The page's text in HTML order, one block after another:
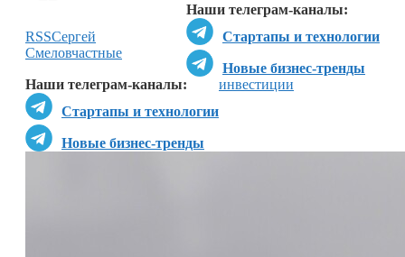
Наши телеграм-каналы:
Стартапы и технологии
Новые бизнес-тренды
Наши телеграм-каналы:
Стартапы и технологии
Новые бизнес-тренды
RSSСергей
Смеловчастные
инвестиции